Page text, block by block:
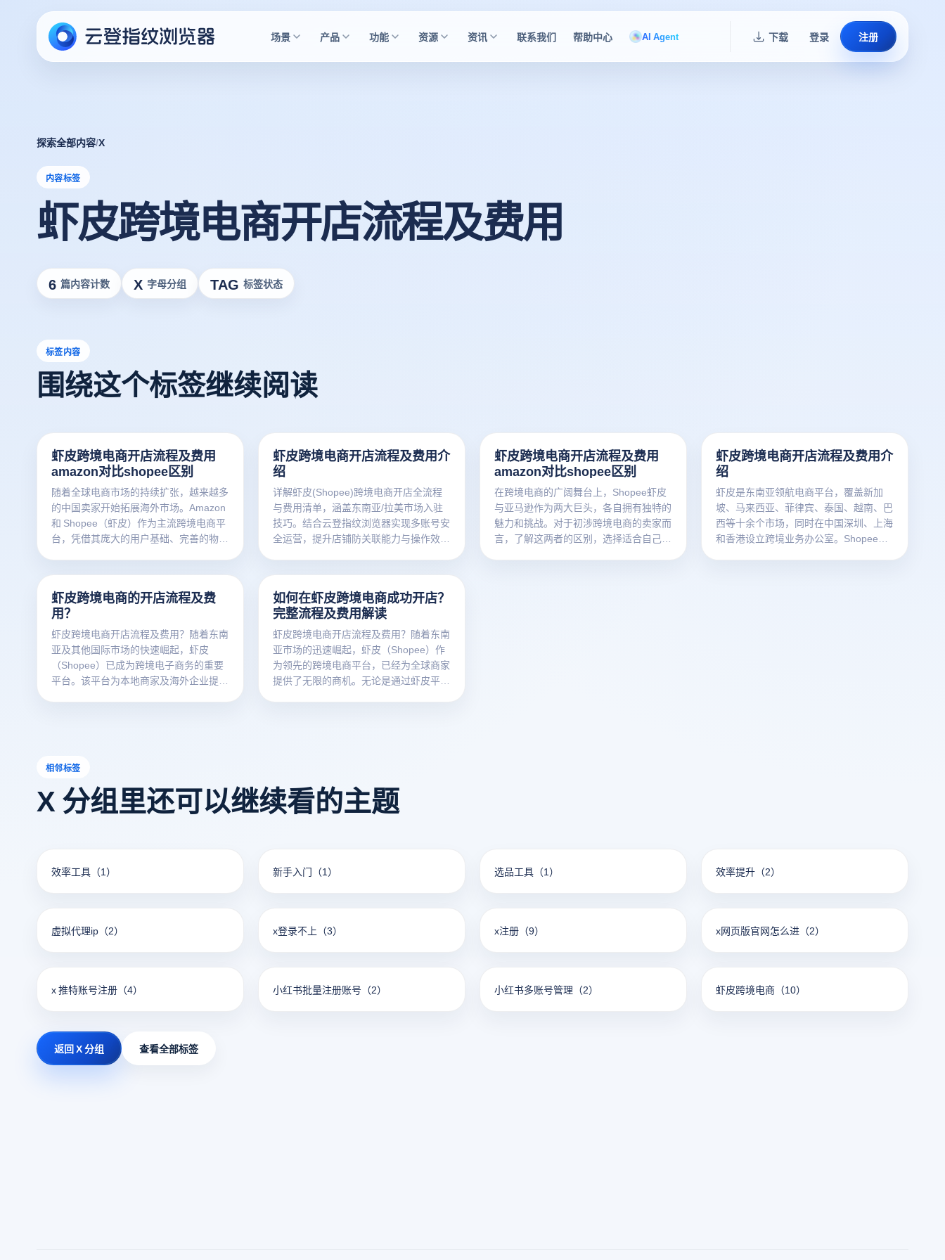
场景 产品 功能 资源 资讯 联系我们 帮助中心 AI Agent 下载 登录 注册
探索全部内容/X
内容标签
虾皮跨境电商开店流程及费用
6 篇内容计数 X 字母分组 TAG 标签状态
标签内容
围绕这个标签继续阅读
虾皮跨境电商开店流程及费用
amazon对比shopee区别
随着全球电商市场的持续扩张，越来越多
的中国卖家开始拓展海外市场。Amazon
和 Shopee（虾皮）作为主流跨境电商平
台，凭借其庞大的用户基础、完善的物流
虾皮跨境电商开店流程及费用介
绍
详解虾皮(Shopee)跨境电商开店全流程
与费用清单，涵盖东南亚/拉美市场入驻
技巧。结合云登指纹浏览器实现多账号安
全运营，提升店铺防关联能力与操作效
虾皮跨境电商开店流程及费用
amazon对比shopee区别
在跨境电商的广阔舞台上，Shopee虾皮
与亚马逊作为两大巨头，各自拥有独特的
魅力和挑战。对于初涉跨境电商的卖家而
言，了解这两者的区别，选择适合自己的
虾皮跨境电商开店流程及费用介
绍
虾皮是东南亚领航电商平台，覆盖新加
坡、马来西亚、菲律宾、泰国、越南、巴
西等十余个市场，同时在中国深圳、上海
和香港设立跨境业务办公室。Shopee是
虾皮跨境电商的开店流程及费
用？
虾皮跨境电商开店流程及费用？随着东南
亚及其他国际市场的快速崛起，虾皮
（Shopee）已成为跨境电子商务的重要
平台。该平台为本地商家及海外企业提供
电商的开店流程，并分析开店过程中可能
遇到的费用，以帮助商家更好地理解如何
在虾皮上开设并优化自己的跨境电商业
如何在虾皮跨境电商成功开店？
完整流程及费用解读
虾皮跨境电商开店流程及费用？随着东南
亚市场的迅速崛起，虾皮（Shopee）作
为领先的跨境电商平台，已经为全球商家
提供了无限的商机。无论是通过虾皮平台
制各类费用。本文将详细介绍如何在虾皮
跨境电商平台上开设店铺的完整流程，以
相邻标签
X 分组里还可以继续看的主题
效率工具 （1） 新手入门 （1） 选品工具 （1） 效率提升 （2）
虚拟代理ip （2） x登录不上 （3） x注册 （9） x网页版官网怎么进 （2）
x 推特账号注册 （4） 小红书批量注册账号 （2） 小红书多账号管理 （2） 虾皮跨境电商 （10）
返回 X 分组 查看全部标签